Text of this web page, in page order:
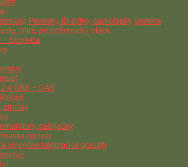
Prívesky, ID štítky, samolepky, prstene
filtre, protichemický oblek
Slovakia
a GBB – GAS
plničky
nabíjačky
na tvár
vojenské tréningové granáty